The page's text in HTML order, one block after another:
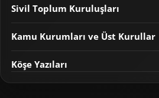
Sivil Toplum Kuruluşları
Kamu Kurumları ve Üst Kurullar
Köşe Yazıları